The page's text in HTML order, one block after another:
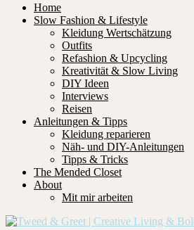
Home
Slow Fashion & Lifestyle
Kleidung Wertschätzung
Outfits
Refashion & Upcycling
Kreativität & Slow Living
DIY Ideen
Interviews
Reisen
Anleitungen & Tipps
Kleidung reparieren
Näh- und DIY-Anleitungen
Tipps & Tricks
The Mended Closet
About
Mit mir arbeiten